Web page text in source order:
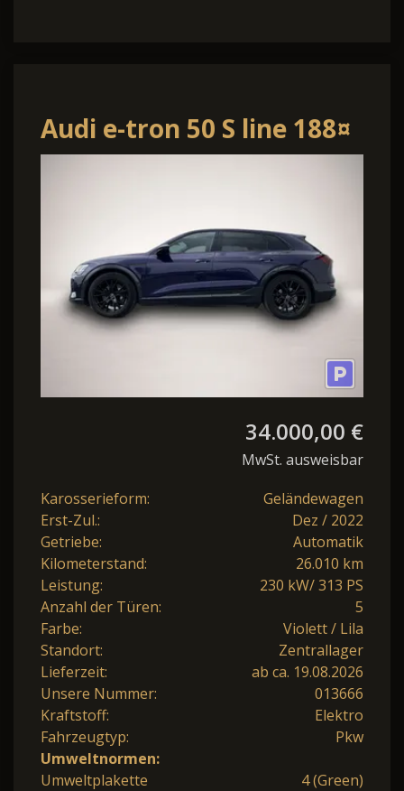
Audi e-tron 50 S line 188¤
m.20% Anz. Navi LED RFK
34.000,00 €
MwSt. ausweisbar
Karosserieform:
Geländewagen
Erst-Zul.:
Dez / 2022
Getriebe:
Automatik
Kilometerstand:
26.010 km
Leistung:
230 kW/ 313 PS
Anzahl der Türen:
5
Farbe:
Violett / Lila
Standort:
Zentrallager
Lieferzeit:
ab ca. 19.08.2026
Unsere Nummer:
013666
Kraftstoff:
Elektro
Fahrzeugtyp:
Pkw
Umweltnormen:
Umweltplakette
4 (Green)